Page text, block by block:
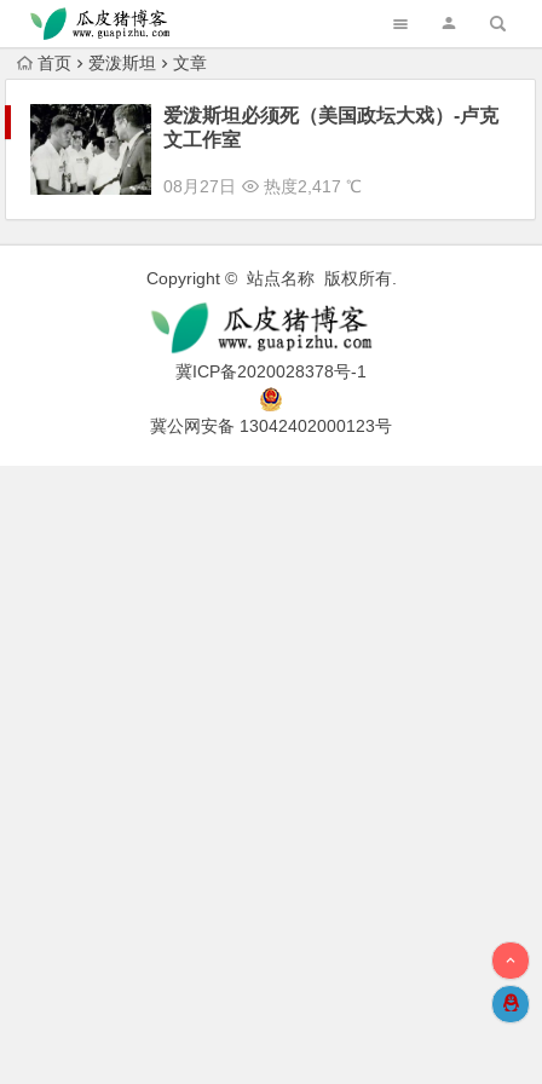
跳转到主内容
首页 爱泼斯坦 文章
爱泼斯坦必须死（美国政坛大戏）-卢克
文工作室
08月27日 热度2,417 ℃
Copyright © 站点名称 版权所有.
冀ICP备2020028378号-1
冀公网安备 13042402000123号